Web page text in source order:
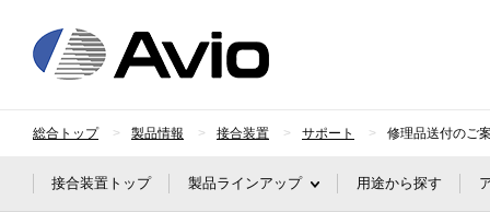
総合トップ 製品情報 接合装置 サポート 修理品送付のご
接合装置トップ 製品ラインアップ 用途から探す